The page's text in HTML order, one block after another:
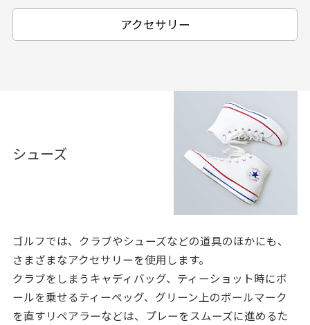
アクセサリー
シューズ
ゴルフでは、クラブやシューズなどの道具のほかにも、
さまざまなアクセサリーを使用します。
クラブをしまうキャディバッグ、ティーショット時にボ
ールを乗せるティーペッグ、グリーン上のボールマーク
を直すリペアラーなどは、プレーをスムーズに進めるた